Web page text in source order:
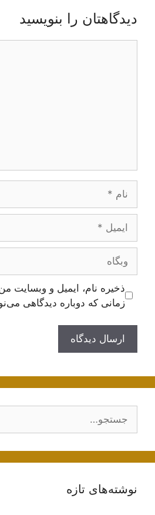
دیدگاهتان را بنویسید
وبگاه
ذخیره نام، ایمیل و وبسایت
زمانی که دوباره دیدگاهی
نوشته‌های تازه